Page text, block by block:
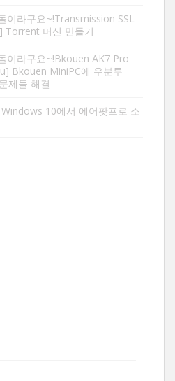
이라구요~!Transmission SSL
Torrent 머신 만들기
이라구요~!Bkouen AK7 Pro
Bkouen MiniPC에 우분투
제들 해결
10에서 에어팟프로 소